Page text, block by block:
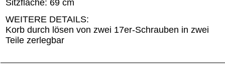
Sitzfläche: 69 cm
WEITERE DETAILS:
Korb durch lösen von zwei 17er-Schrauben in zwei
Teile zerlegbar